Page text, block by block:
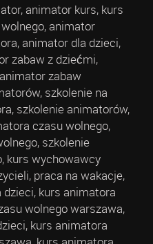
animator kurs, kurs
animator
animator dla dzieci,
zabaw z dziećmi,
zabaw
szkolenie na
szkolenie animatorów,
czasu wolnego,
szkolenie
kurs wychowawcy
praca na wakacje,
kurs animatora
wolnego warszawa,
kurs animatora